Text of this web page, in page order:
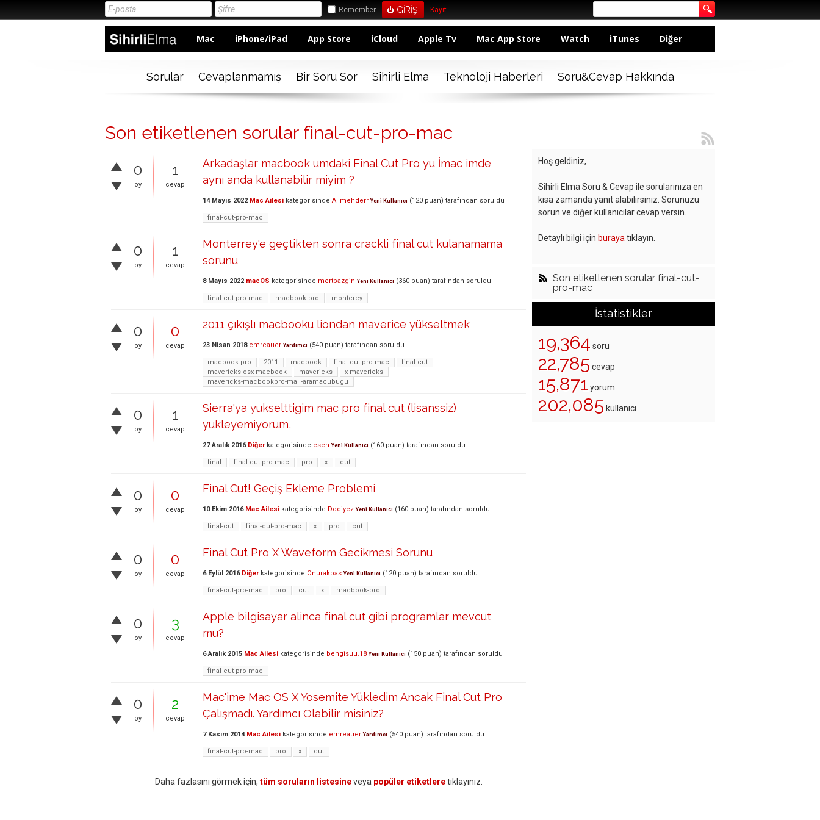
Remember Kayıt
Mac iPhone/iPad App Store iCloud Apple Tv Mac App Store Watch iTunes Diğer
Sorular Cevaplanmamış Bir Soru Sor Sihirli Elma Teknoloji Haberleri Soru&Cevap Hakkında
Son etiketlenen sorular final-cut-pro-mac
0
oy
1
cevap
Arkadaşlar macbook umdaki Final Cut Pro yu İmac imde
aynı anda kullanabilir miyim ?
14 Mayıs 2022 Mac Ailesi kategorisinde Alimehderr Yeni Kullanıcı (120 puan) tarafından soruldu
final-cut-pro-mac
0
oy
1
cevap
Monterrey'e geçtikten sonra crackli final cut kulanamama
sorunu
8 Mayıs 2022 macOS kategorisinde mertbazgin Yeni Kullanıcı (360 puan) tarafından soruldu
final-cut-pro-mac macbook-pro monterey
0
oy
0
cevap
2011 çıkışlı macbooku liondan maverice yükseltmek
23 Nisan 2018 emreauer Yardımcı (540 puan) tarafından soruldu
macbook-pro 2011 macbook final-cut-pro-mac
final-cut
mavericks-osx-macbook
mavericks
x-mavericks
mavericks-macbookpro-mail-aramacubugu
0
oy
1
cevap
Sierra'ya yukselttigim mac pro final cut (lisanssiz)
yukleyemiyorum,
27 Aralık 2016 Diğerkategorisinde esen Yeni Kullanıcı (160 puan) tarafından soruldu
final final-cut-pro-mac pro x cut
0
oy
0
cevap
Final Cut! Geçiş Ekleme Problemi
10 Ekim 2016 Mac Ailesi kategorisinde Dodiyez Yeni Kullanıcı (160 puan) tarafından soruldu
final-cut final-cut-pro-mac x pro cut
0
oy
0
cevap
Final Cut Pro X Waveform Gecikmesi Sorunu
6 Eylül 2016 Diğerkategorisinde Onurakbas Yeni Kullanıcı (120 puan) tarafından soruldu
final-cut-pro-mac pro cut x macbook-pro
0
oy
3
cevap
Apple bilgisayar alinca final cut gibi programlar mevcut
mu?
6 Aralık 2015 Mac Ailesi kategorisinde bengisuu.18 Yeni Kullanıcı (150 puan) tarafından soruldu
final-cut-pro-mac
0
oy
2
cevap
Mac'ime Mac OS X Yosemite Yükledim Ancak Final Cut Pro
Çalışmadı. Yardımcı Olabilir misiniz?
7 Kasım 2014 Mac Ailesi kategorisinde emreauer Yardımcı (540 puan) tarafından soruldu
final-cut-pro-mac pro x cut
Daha fazlasını görmek için, tüm soruların listesineveya popüler etiketleretıklayınız.
Hoş geldiniz,
Sihirli Elma Soru & Cevap ile sorularınıza en
kısa zamanda yanıt alabilirsiniz. Sorunuzu
sorun ve diğer kullanıcılar cevap versin.
Detaylı bilgi için buraya tıklayın.
Son etiketlenen sorular final-cut-
pro-mac
İstatistikler
19,364 soru
22,785 cevap
15,871 yorum
202,085 kullanıcı